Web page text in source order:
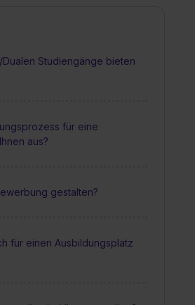
Studiengänge bieten
für eine
aus?
gestalten?
für einen Ausbildungsplatz